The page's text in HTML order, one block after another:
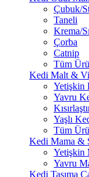
Çubuk/
Taneli
Krema/
Çorba
Catnip
Tüm
Kedi Malt &
Yetişkin
Yavru
Yaşlı
Tüm
Kedi Mama &
Yetişkin
Yavru
Kedi Taşıma